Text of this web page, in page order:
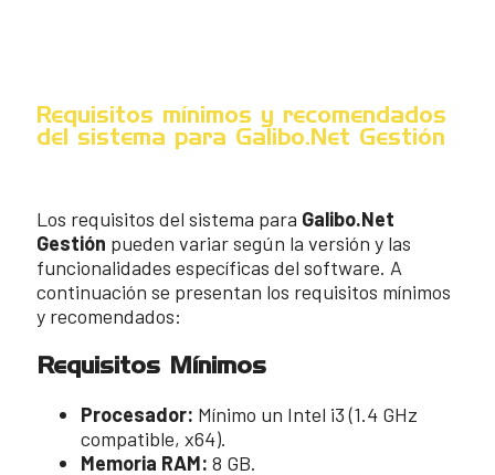
Requisitos mínimos y recomendados
del sistema para Galibo.Net Gestión
Los requisitos del sistema para Galibo.Net
Gestión pueden variar según la versión y las
funcionalidades específicas del software. A
continuación se presentan los requisitos mínimos
y recomendados:
Requisitos Mínimos
Procesador: Mínimo un Intel i3 (1.4 GHz
compatible, x64).
Memoria RAM: 8 GB.